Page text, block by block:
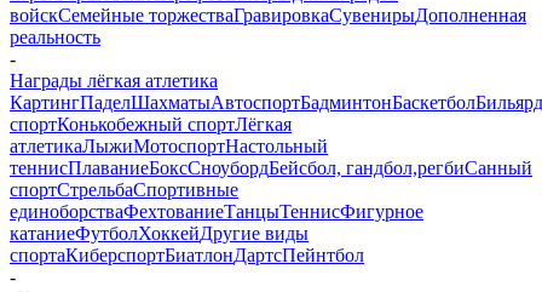
войскСемейные торжестваГравировкаСувенирыДополненная
реальность
-
Награды лёгкая атлетика
КартингПаделШахматыАвтоспортБадминтонБаскетболБильярд
спортКонькобежный спортЛёгкая
атлетикаЛыжиМотоспортНастольный
теннисПлаваниеБоксСноубордБейсбол, гандбол,регбиСанный
спортСтрельбаСпортивные
единоборстваФехтованиеТанцыТеннисФигурное
катаниеФутболХоккейДругие виды
спортаКиберспортБиатлонДартсПейнтбол
-